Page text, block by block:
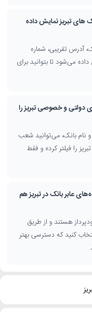
فعلی شما نمایش
برای افرادی که به
اطلاعات هر شعبه
خود انتخاب کنید.
نیاز شما
صفحه می‌توانید با
خود را بیابید و بر
آبرسان، ایل‌گلی و دیگر
های تبریز نمایش داده
آدرس تقریبی، شماره
می‌شود تا بتوانید برای
دولتی و خصوصی تبریز را
و نام بانک، می‌توانید شعب
را فیلتر کرده و فقط
عابر بانک در تبریز هم
هستند و از طریق
کنید که دسترسی بهتر